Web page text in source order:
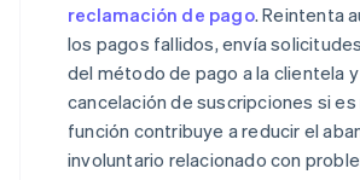
reclamación de pago. Reintenta
los pagos fallidos, envía
del método de pago a la clientela
cancelación de suscripciones si
función contribuye a reducir el
involuntario relacionado con